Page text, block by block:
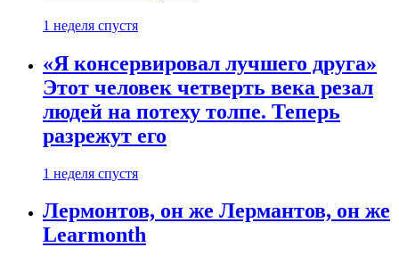
1 неделя спустя
«Я консервировал лучшего друга»
Этот человек четверть века резал
людей на потеху толпе. Теперь
разрежут его
1 неделя спустя
Лермонтов, он же Лермантов, он же
Learmonth